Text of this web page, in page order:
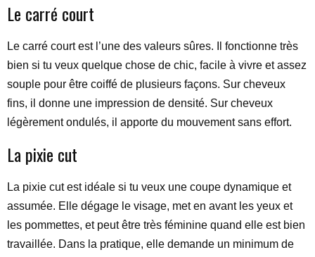
Le carré court
Le carré court est l’une des valeurs sûres. Il fonctionne très
bien si tu veux quelque chose de chic, facile à vivre et assez
souple pour être coiffé de plusieurs façons. Sur cheveux
fins, il donne une impression de densité. Sur cheveux
légèrement ondulés, il apporte du mouvement sans effort.
La pixie cut
La pixie cut est idéale si tu veux une coupe dynamique et
assumée. Elle dégage le visage, met en avant les yeux et
les pommettes, et peut être très féminine quand elle est bien
travaillée. Dans la pratique, elle demande un minimum de